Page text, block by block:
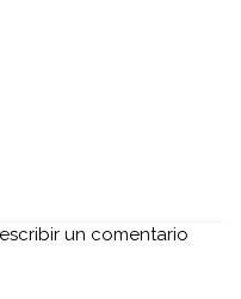
un comentario